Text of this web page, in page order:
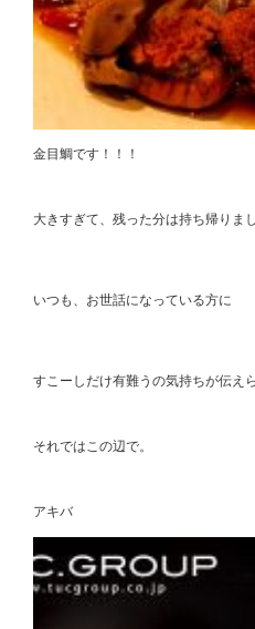
金目鯛です！！！
大きすぎて、残った分は持ち帰りま
いつも、お世話になっている方に
すこーしだけ有難うの気持ちが伝え
それではこの辺で。
アキバ